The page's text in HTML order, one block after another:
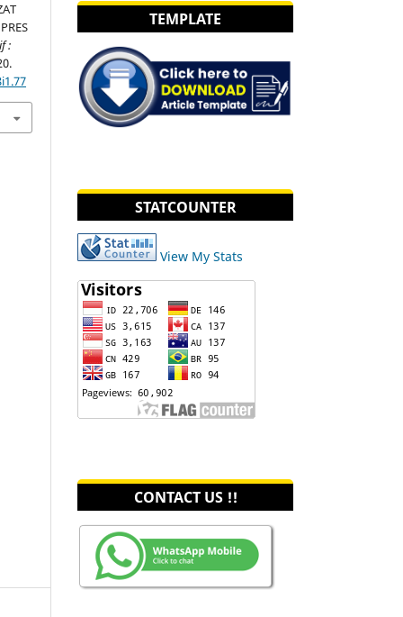
:
TEMPLATE
STATCOUNTER
View My Stats
CONTACT US !!